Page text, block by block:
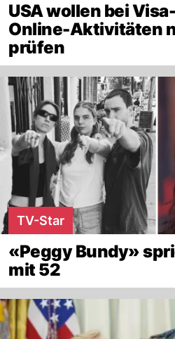
USA wollen bei
Online-Aktivitäten
prüfen
TV-Star
«Peggy Bundy»
mit 52